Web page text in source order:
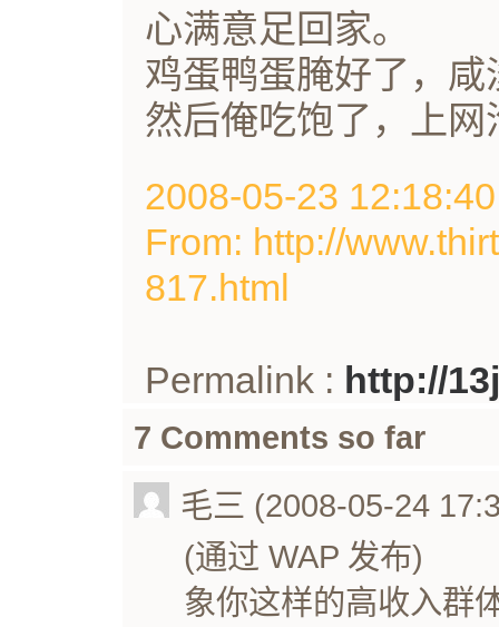
心满意足回家。
鸡蛋鸭蛋腌好了，
然后俺吃饱了，上
2008-05-23
From: http://
817.html
Permalink : http://
7 Comments so far
毛三 (2008-05-24
(通过 WAP 发布)
象你这样的高收入群